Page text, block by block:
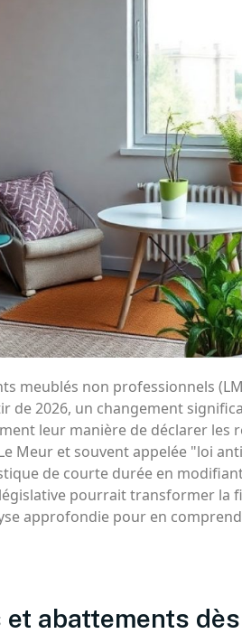
meublés non professionnels
de 2026, un changement
leur manière de déclarer les
Meur et souvent appelée "loi
de courte durée en
pourrait transformer la
approfondie pour en
abattements